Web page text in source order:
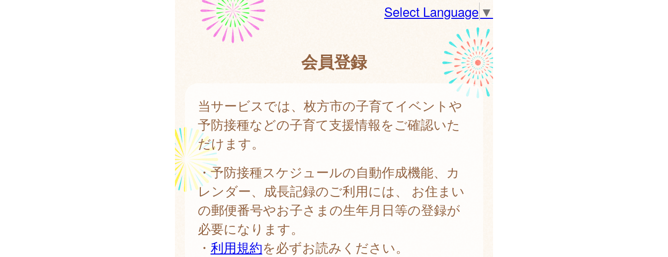
Select Language ▼
会員登録
当サービスでは、枚方市の子育てイベントや
予防接種などの子育て支援情報をご確認いた
だけます。
・予防接種スケジュールの自動作成機能、カ
レンダー、成長記録のご利用には、 お住まい
の郵便番号やお子さまの生年月日等の登録が
必要になります。
・ 利用規約を必ずお読みください。